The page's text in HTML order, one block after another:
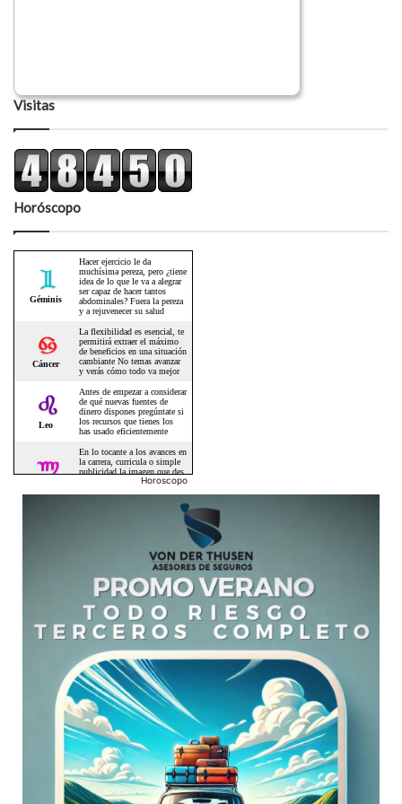
Visitas
Horóscopo
Horoscopo